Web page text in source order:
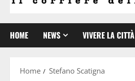
HOME NEWS VIVERE LA CITTÀ
Home Stefano Scatigna